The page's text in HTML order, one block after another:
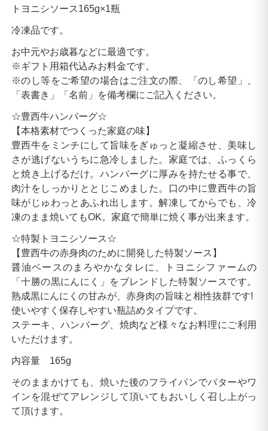
トヨニシソース165g×1瓶
冷凍品です。
お中元やお歳暮などに最適です。
※ギフト用箱代込みお料金です。
※のし等をご希望の場合はご注文の際、「のし希望」、
「表書き」「名前」を備考欄にご記入ください。
☆豊西牛ハンバーグ☆
【本格素材でつくった家庭の味】
豊西牛をミンチにして旨味をぎゅっと凝縮させ、美味し
さが逃げないうちに急冷しました。家庭では、ふっくら
と焼き上げるだけ。ハンバーグに厚みを持たせる事で、
肉汁をしっかりととじこめました。口の中に豊西牛の旨
味がじゅわっとあふれ出します。解凍してからでも、冷
凍のまま焼いてもOK。家庭で簡単に焼く事が出来ます。
☆特製トヨニシソース☆
【豊西牛の赤身肉のために開発した特製ソース】
醤油ベースのまろやかなタレに、トヨニシファームの
「十勝の黒にんにく」をブレンドした特製ソースです。
熟成黒にんにくの甘みが、赤身肉の旨味と相性抜群です!
使いやすく保存しやすい瓶詰めタイプです。
ステーキ、ハンバーグ、焼肉など様々なお料理にご利用
いただけます。
内容量 165g
そのままかけても、焼いた後のフライパンでバターやワ
インを混ぜてアレンジして頂いてもおいしく召し上がっ
て頂けます。